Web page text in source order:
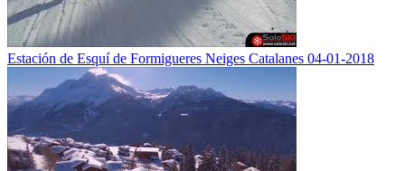
Estación de Esquí de Formigueres Neiges Catalanes 04-01-2018